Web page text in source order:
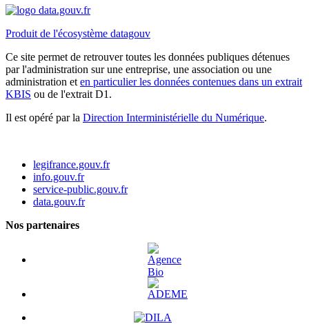
Produit de l'écosystème datagouv
Ce site permet de retrouver toutes les données publiques détenues
par l'administration sur une entreprise, une association ou une
administration et en particulier les données contenues dans un extrait
KBIS ou de l'extrait D1.
Il est opéré par la Direction Interministérielle du Numérique.
legifrance.gouv.fr
info.gouv.fr
service-public.gouv.fr
data.gouv.fr
Nos partenaires